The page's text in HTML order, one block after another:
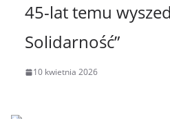
45-lat temu
Solidarność”
10 kwietnia 2026